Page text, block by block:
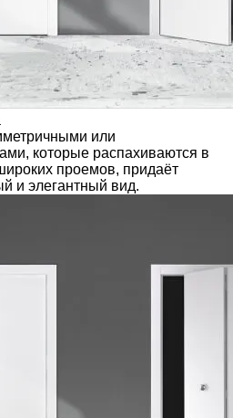
или
которые распахиваются в
проемов, придаёт
и элегантный вид.